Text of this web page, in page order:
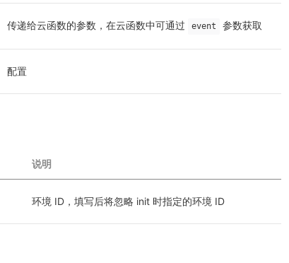
传递给云函数的参数，在云函数中可通过 event 参数获取
配置
说明
环境 ID，填写后将忽略 init 时指定的环境 ID